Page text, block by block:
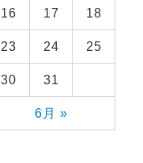
6月 »
16 17 18
23 24 25
30 31